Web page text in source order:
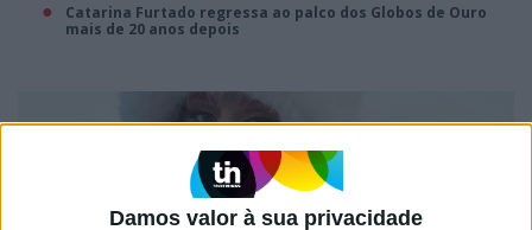
Damos valor à sua privacidade
Catarina Furtado regressa ao palco dos Globos de Ouro
mais de 20 anos depois